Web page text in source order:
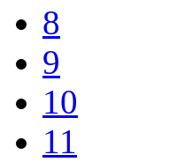
8
9
10
11